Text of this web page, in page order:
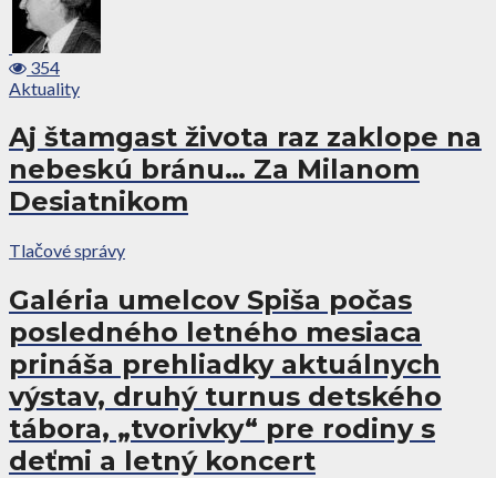
354
Aktuality
Aj štamgast života raz zaklope na
nebeskú bránu… Za Milanom
Desiatnikom
Tlačové správy
Galéria umelcov Spiša počas
posledného letného mesiaca
prináša prehliadky aktuálnych
výstav, druhý turnus detského
tábora, „tvorivky“ pre rodiny s
deťmi a letný koncert